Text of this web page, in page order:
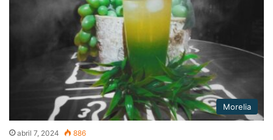
Morelia
abril 7, 2024 886